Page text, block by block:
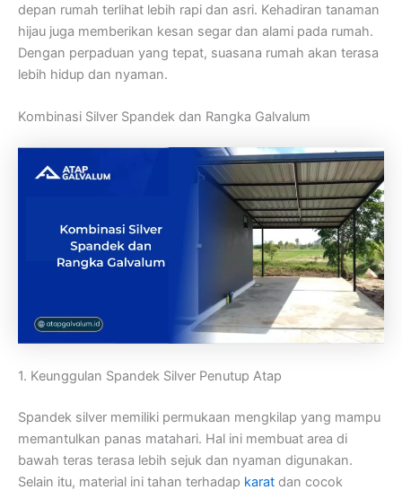
depan rumah terlihat lebih rapi dan asri. Kehadiran tanaman
hijau juga memberikan kesan segar dan alami pada rumah.
Dengan perpaduan yang tepat, suasana rumah akan terasa
lebih hidup dan nyaman.
Kombinasi Silver Spandek dan Rangka Galvalum
1. Keunggulan Spandek Silver Penutup Atap
Spandek silver memiliki permukaan mengkilap yang mampu
memantulkan panas matahari. Hal ini membuat area di
bawah teras terasa lebih sejuk dan nyaman digunakan.
Selain itu, material ini tahan terhadap karat dan cocok